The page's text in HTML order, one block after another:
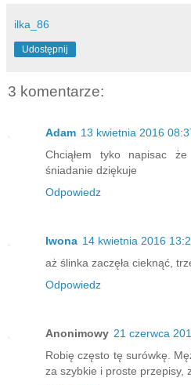
ilka_86
Udostępnij
3 komentarze:
Adam 13 kwietnia 2016
Chciąłem tyko napisac
śniadanie dziękuje
Odpowiedz
Iwona 14 kwietnia 2016
aż ślinka zaczęła cieknąć,
Odpowiedz
Anonimowy 21 czerwca
Robię często tę surówkę.
za szybkie i proste przepisy,